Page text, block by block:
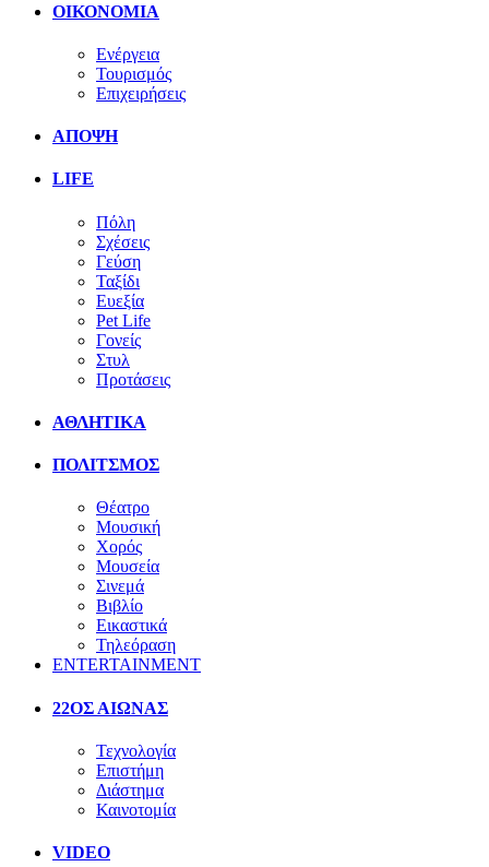
ΟΙΚΟΝΟΜΙΑ
Ενέργεια
Τουρισμός
Επιχειρήσεις
ΑΠΟΨΗ
LIFE
Πόλη
Σχέσεις
Γεύση
Ταξίδι
Ευεξία
Pet Life
Γονείς
Στυλ
Προτάσεις
ΑΘΛΗΤΙΚΑ
ΠΟΛΙΤΣΜΟΣ
Θέατρο
Μουσική
Χορός
Μουσεία
Σινεμά
Βιβλίο
Εικαστικά
Τηλεόραση
ENTERTAINMENT
22ΟΣ ΑΙΩΝΑΣ
Τεχνολογία
Επιστήμη
Διάστημα
Καινοτομία
VIDEO